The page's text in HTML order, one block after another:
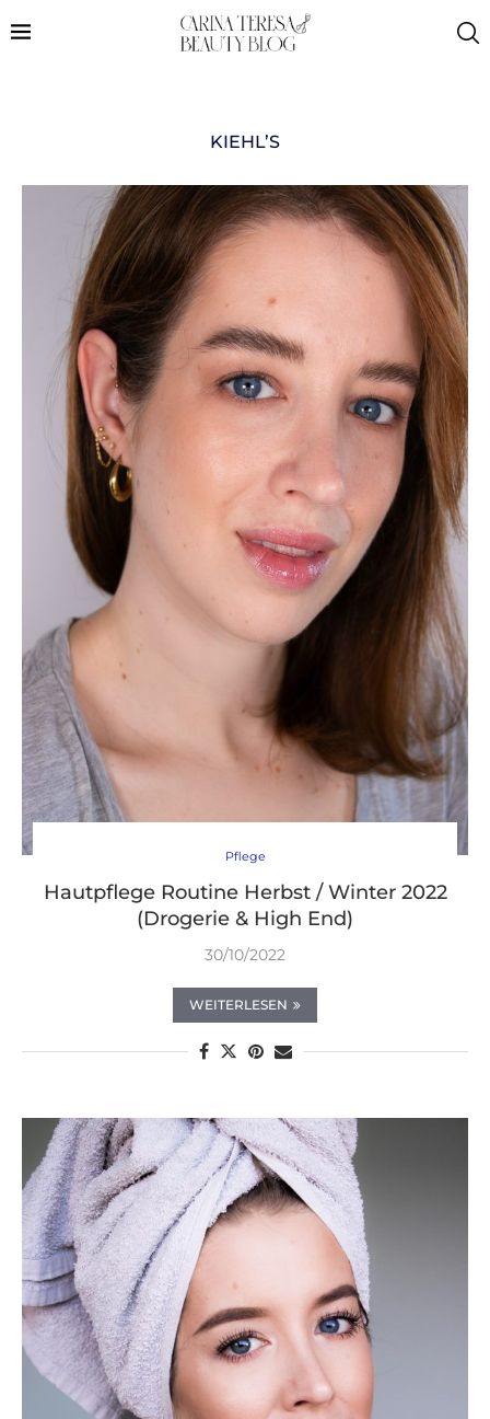
KIEHL’S
Pflege
Hautpflege Routine Herbst / Winter 2022
(Drogerie & High End)
30/10/2022
WEITERLESEN